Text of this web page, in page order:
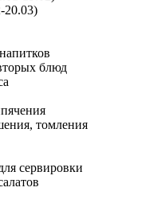
20.03)
блюд
томления
сервировки